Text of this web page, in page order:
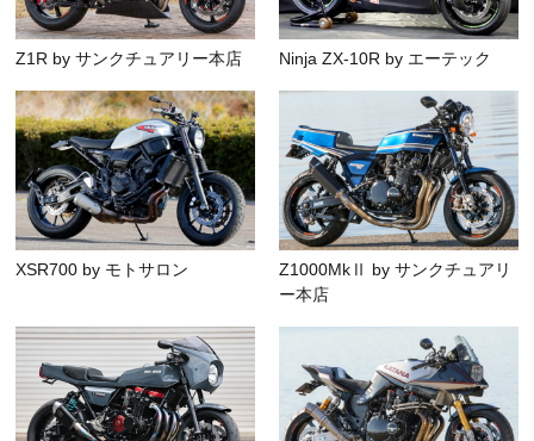
Z1R by サンクチュアリー本店 Ninja ZX-10R by エーテック
XSR700 by モトサロン
Z1000MkⅡ by サンクチュアリ
ー本店